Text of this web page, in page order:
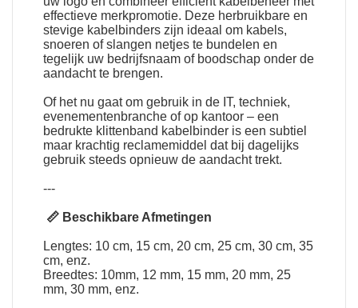
effectieve merkpromotie. Deze herbruikbare en
stevige kabelbinders zijn ideaal om kabels,
snoeren of slangen netjes te bundelen en
tegelijk uw bedrijfsnaam of boodschap onder de
aandacht te brengen.
Of het nu gaat om gebruik in de IT, techniek,
evenementenbranche of op kantoor – een
bedrukte klittenband kabelbinder is een subtiel
maar krachtig reclamemiddel dat bij dagelijks
gebruik steeds opnieuw de aandacht trekt.
---
📏 Beschikbare Afmetingen
Lengtes: 10 cm, 15 cm, 20 cm, 25 cm, 30 cm, 35
cm, enz.
Breedtes: 10mm, 12 mm, 15 mm, 20 mm, 25
mm, 30 mm, enz.